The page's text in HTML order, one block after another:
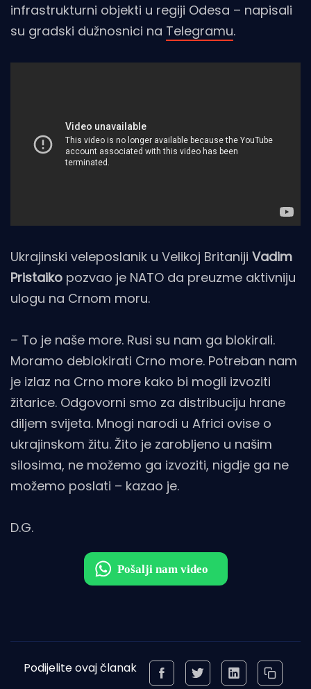
infrastrukturni objekti u regiji Odesa – napisali
su gradski dužnosnici na Telegramu.
Ukrajinski veleposlanik u Velikoj Britaniji Vadim
Pristaiko pozvao je NATO da preuzme aktivniju
ulogu na Crnom moru.
– To je naše more. Rusi su nam ga blokirali.
Moramo deblokirati Crno more. Potreban nam
je izlaz na Crno more kako bi mogli izvoziti
žitarice. Odgovorni smo za distribuciju hrane
diljem svijeta. Mnogi narodi u Africi ovise o
ukrajinskom žitu. Žito je zarobljeno u našim
silosima, ne možemo ga izvoziti, nigdje ga ne
možemo poslati – kazao je.
D.G.
Podijelite ovaj članak